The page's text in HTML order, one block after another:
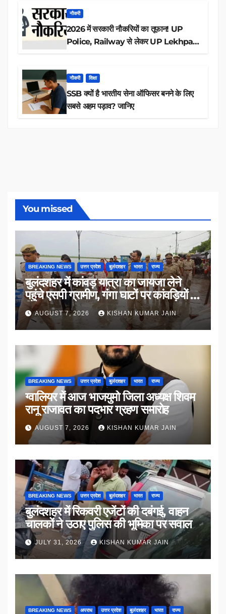
नौकरी
2026 में सरकारी नौकरियों का तूफान! UP
Police, Railway से लेकर UP Lekhpal
नौकरी शिक्षा
SSB क्यों है भारतीय सेना ऑफिसर बनने के लिए
सबसे अहम पड़ाव? जानिए
You missed
BREAKING NEWS उत्तर प्रदेश बुलंदशहर भारत राज्य
बुलंदशहर में कांवड़ यात्रा का जायजा लेने
पहुंचे एसपी ग्रामीण, गंगा घाटों पर कांवड़ियों से
किया संवाद
AUGUST 7, 2026 KISHAN KUMAR JAIN
BREAKING NEWS उत्तर प्रदेश बुलंदशहर भारत राज्य
ग्वालियर में आज भाजयुमो जिला अध्यक्ष शिवम
रानू राजावत का पदभार ग्रहण समारोह
AUGUST 7, 2026 KISHAN KUMAR JAIN
BREAKING NEWS उत्तर प्रदेश बुलंदशहर भारत राज्य
बुलंदशहर में रिकवरी एजेंटों की दबंगई, वाहन
चालकों ने उठाए पुलिस की भूमिका पर सवाल
JULY 31, 2026 KISHAN KUMAR JAIN
BREAKING NEWS अपराध उत्तर प्रदेश बुलंदशहर भारत राज्य